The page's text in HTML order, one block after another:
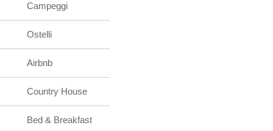
Campeggi
Ostelli
Airbnb
Country House
Bed & Breakfast